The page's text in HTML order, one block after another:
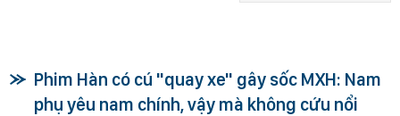
Phim Hàn có cú "quay xe" gây sốc MXH: Nam
phụ yêu nam chính, vậy mà không cứu nổi